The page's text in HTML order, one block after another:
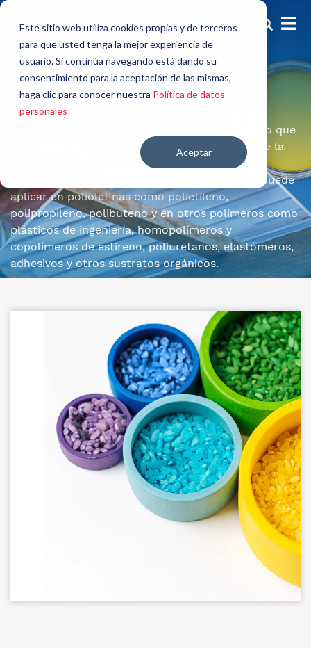
Este sitio web utiliza cookies propias y de terceros
para que usted tenga la mejor experiencia de
usuario. Si continúa navegando está dando su
consentimiento para la aceptación de las mismas,
haga clic para conocer nuestra Política de datos
personales
Aceptar
Protectores antioxidantes
Rianox 1076
Rianox 1076. Es un agente antioxidante primario que
reduce eficazmente la degradación oxidativa de la
mayoría de las sustancias poliméricas durante
de uso final. Se puede
aplicar en poliolefinas como polietileno,
polipropileno, polibuteno y en otros polímeros como
plásticos de ingeniería, homopolímeros y
copolímeros de estireno, poliuretanos, elastómeros,
adhesivos y otros sustratos orgánicos.